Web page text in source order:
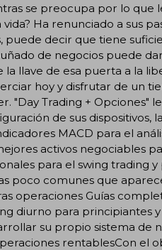
se preocupa por lo que
vida? Ha renunciado a sus
puede decir que tiene
de negocios puede
la llave de esa puerta a la
hoy y disfrutar de un
"Day Trading + Opciones"
de sus
MACD para el
activos negociables
para el swing trading
poco comunes que
operaciones Guías
diurno para principiantes
su propio sistema de
rentablesCon el